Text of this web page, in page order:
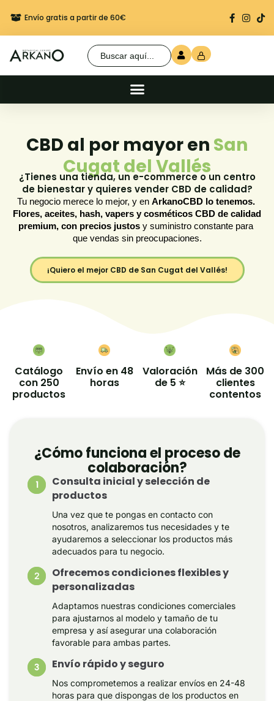
Envío gratis a partir de 60€ Regalo seguro en cada
Buscar:
CBD al por mayor en San
Cugat del Vallés
¿Tienes una tienda, un e-commerce o un centro
de bienestar y quieres vender CBD de calidad?
Tu negocio merece lo mejor, y en ArkanoCBD lo tenemos.
Flores, aceites, hash, vapers y cosméticos CBD de calidad
premium, con precios justos y suministro constante para
que vendas sin preocupaciones.
¡Quiero el mejor CBD de San Cugat del Vallés!
Catálogo
con 250
productos
Envío en 48
horas
Valoración
de 5 ⭐
Más de 300
clientes
contentos
¿Cómo funciona el proceso de
colaboración?
Consulta inicial y selección de
productos
Una vez que te pongas en contacto con
nosotros, analizaremos tus necesidades y te
ayudaremos a seleccionar los productos más
adecuados para tu negocio.
Ofrecemos condiciones flexibles y
personalizadas
Adaptamos nuestras condiciones comerciales
para ajustarnos al modelo y tamaño de tu
empresa y así asegurar una colaboración
favorable para ambas partes.
Envío rápido y seguro
Nos comprometemos a realizar envíos en 24-48
horas para que dispongas de los productos en